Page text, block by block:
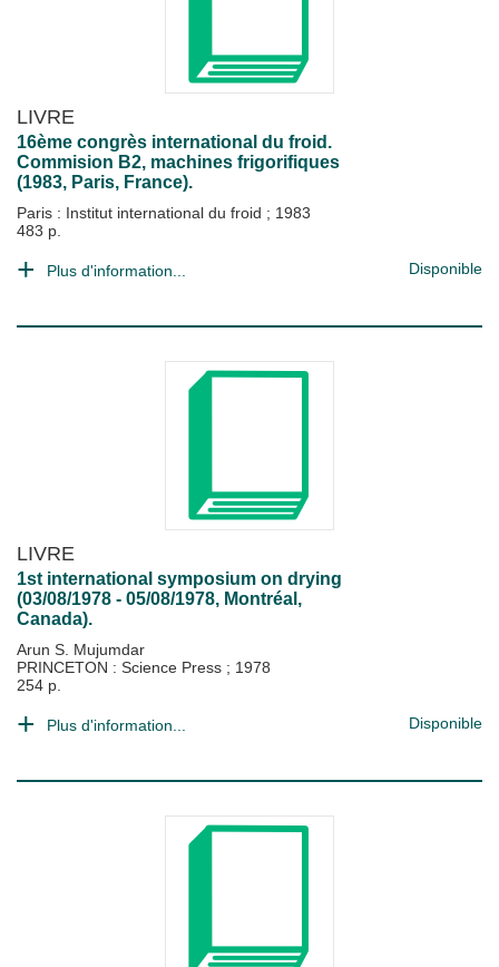
LIVRE
16ème congrès international du froid.
Commision B2, machines frigorifiques
(1983, Paris, France).
Paris : Institut international du froid ; 1983
483 p.
Plus d'information... Disponible
LIVRE
1st international symposium on drying
(03/08/1978 - 05/08/1978, Montréal,
Canada).
Arun S. Mujumdar
PRINCETON : Science Press ; 1978
254 p.
Plus d'information... Disponible